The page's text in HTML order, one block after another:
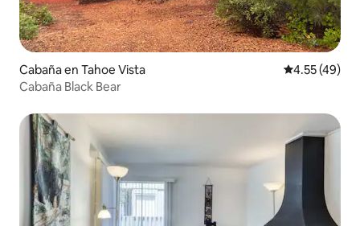
Cabaña en Tahoe Vista Calificación
4.55 (49)
Cabaña Black Bear